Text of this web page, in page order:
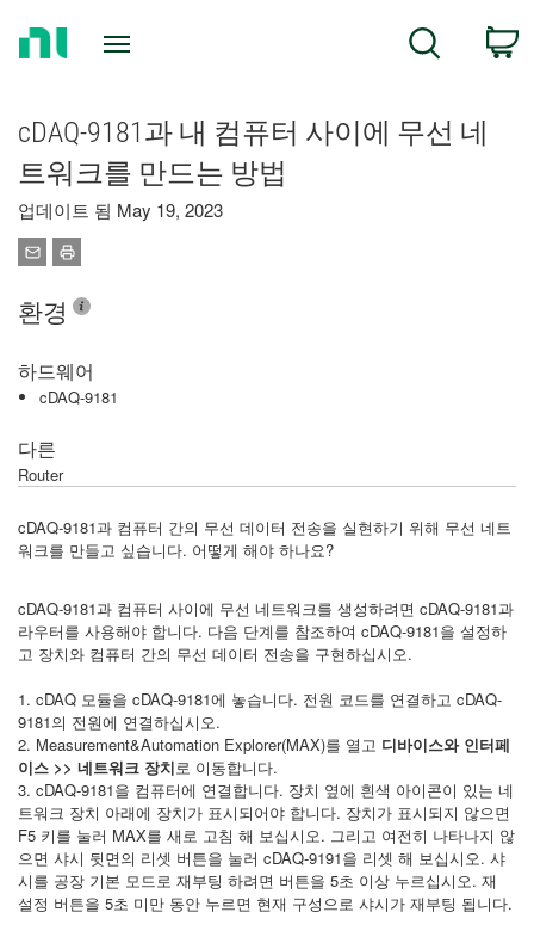
Search
cDAQ-9181과 내 컴퓨터 사이에 무선 네
트워크를 만드는 방법
업데이트 됨 May 19, 2023
환경
하드웨어
cDAQ-9181
다른
Router
cDAQ-9181과 컴퓨터 간의 무선 데이터 전송을 실현하기 위해 무선 네트
워크를 만들고 싶습니다. 어떻게 해야 하나요?
cDAQ-9181과 컴퓨터 사이에 무선 네트워크를 생성하려면 cDAQ-9181과
라우터를 사용해야 합니다. 다음 단계를 참조하여 cDAQ-9181을 설정하
고 장치와 컴퓨터 간의 무선 데이터 전송을 구현하십시오.
1. cDAQ 모듈을 cDAQ-9181에 놓습니다. 전원 코드를 연결하고 cDAQ-
9181의 전원에 연결하십시오.
2. Measurement&Automation Explorer(MAX)를 열고 디바이스와인터페
이스 >> 네트워크 장치로 이동합니다.
3. cDAQ-9181을 컴퓨터에 연결합니다. 장치 옆에 흰색 아이콘이 있는 네
트워크 장치 아래에 장치가 표시되어야 합니다. 장치가 표시되지 않으면
F5 키를 눌러 MAX를 새로 고침 해 보십시오. 그리고 여전히 나타나지 않
으면 샤시 뒷면의 리셋 버튼을 눌러 cDAQ-9191을 리셋 해 보십시오. 샤
시를 공장 기본 모드로 재부팅 하려면 버튼을 5초 이상 누르십시오. 재
설정 버튼을 5초 미만 동안 누르면 현재 구성으로 샤시가 재부팅 됩니다.